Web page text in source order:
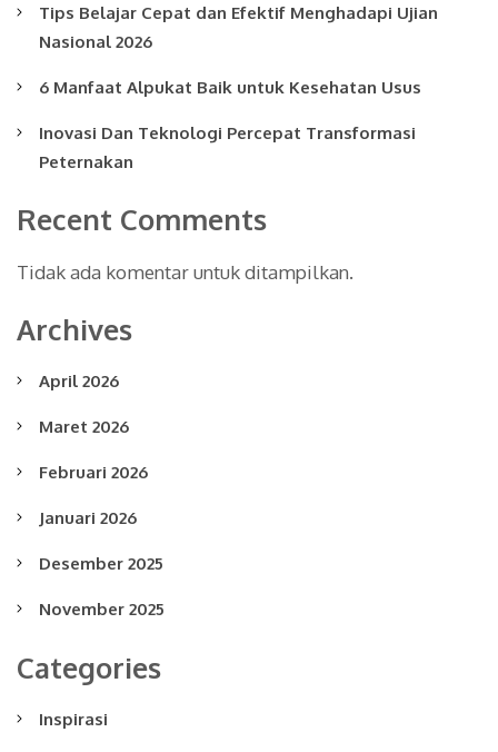
Tips Belajar Cepat dan Efektif Menghadapi Ujian
Nasional 2026
6 Manfaat Alpukat Baik untuk Kesehatan Usus
Inovasi Dan Teknologi Percepat Transformasi
Peternakan
Recent Comments
Tidak ada komentar untuk ditampilkan.
Archives
April 2026
Maret 2026
Februari 2026
Januari 2026
Desember 2025
November 2025
Categories
Inspirasi